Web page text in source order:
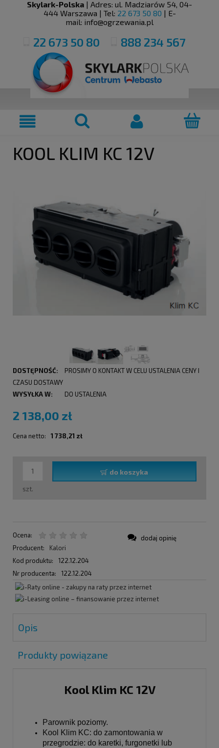
Skylark-Polska | Adres: ul. Madziarów 54, 04-
444 Warszawa | Tel: 22 673 50 80 | E-
mail: info@ogrzewania.pl
22 673 50 80 888 234 567
KOOL KLIM KC 12V
DOSTĘPNOŚĆ:
PROSIMY O KONTAKT W CELU USTALENIA CENY I
CZASU DOSTAWY
WYSYŁKA W:
DO USTALENIA
2 138,00 zł
Cena netto: 1 738,21 zł
szt.
do koszyka
Ocena:
Producent:
Kalori
Kod produktu:
122.12.204
Nr producenta:
122.12.204
dodaj opinię
Opis
Produkty powiązane
Kool Klim KC 12V
Parownik poziomy.
Kool Klim KC: do zamontowania w
przegrodzie: do karetki, furgonetki lub